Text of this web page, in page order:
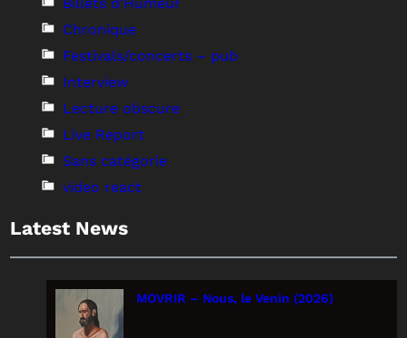
Chronique
Festivals/concerts – pub
Interview
Lecture obscure
Live Report
Sans catégorie
video react
Latest News
MOVRIR – Nous, le Venin (2026)